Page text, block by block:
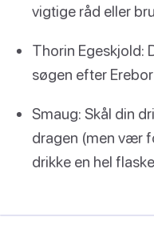
vigtige råd eller
Thorin Egeskjold:
søgen efter
Smaug: Skål din
dragen (men vær
drikke en hel